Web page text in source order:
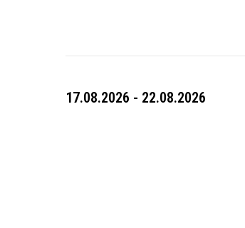
17.08.2026 - 22.08.2026